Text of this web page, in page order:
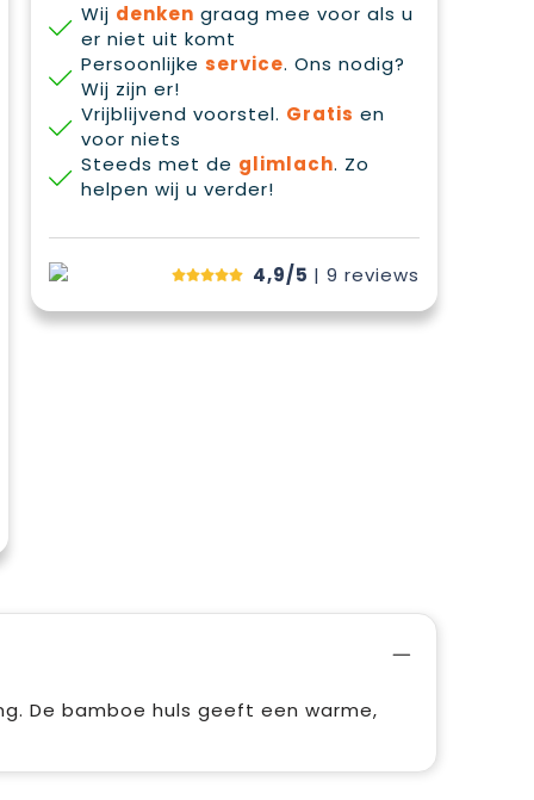
Wij denken graag mee voor als u
er niet uit komt
Persoonlijke service. Ons nodig?
Wij zijn er!
Vrijblijvend voorstel. Gratis en
voor niets
Steeds met de glimlach. Zo
helpen wij u verder!
4,9/5 | 9 reviews
De bamboe huls geeft een warme,